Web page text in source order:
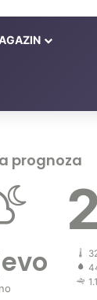
prognoza